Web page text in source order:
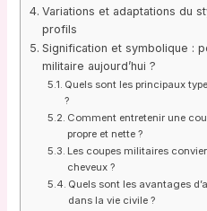
Variations et adaptations du
profils
Signification et symbolique :
militaire aujourd’hui ?
Quels sont les principaux
?
Comment entretenir une
propre et nette ?
Les coupes militaires
cheveux ?
Quels sont les avantages
dans la vie civile ?